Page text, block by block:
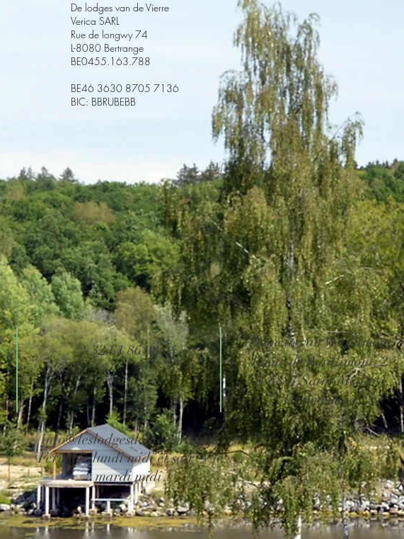
De lodges van de Vierre
Verica SARL
Rue de longwy 74
L-8080 Bertrange
BE0455.163.788
BE46 3630 8705 7136
BIC: BBRUBEBB
+32 61 86 08 04
Domein van Waillimont
Route de Waillimont, 2
B-6887 Saint-Médard
(Herbeumont)
info@leslodgesdelavierre.com
Fermé le lundi midi et soir + le
mardi midi